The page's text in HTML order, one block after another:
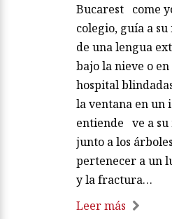
Bucarest come
colegio, guía a
de una lengua
bajo la nieve o
hospital
la ventana en un
entiende ve a
junto a los
pertenecer a un
y la fractura…
Leer más